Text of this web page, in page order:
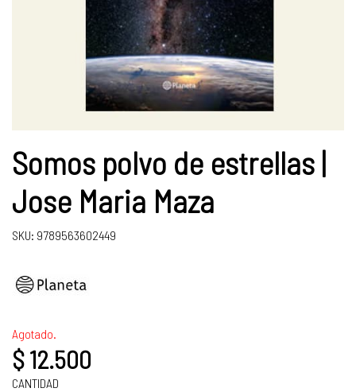
Somos polvo de estrellas |
Jose Maria Maza
SKU: 9789563602449
Agotado.
$ 12.500
CANTIDAD